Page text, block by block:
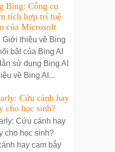
Bing: Công cụ
tích hợp trí tuệ
của Microsoft
Giới thiệu về Bing
bật của Bing AI
sử dụng Bing AI
về Bing AI...
Cứu cánh hay
cho học sinh?
Cứu cánh hay
cho học sinh?
hay cạm bẫy